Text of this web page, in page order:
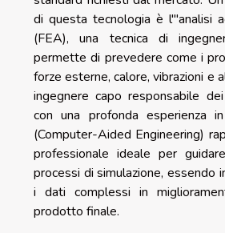
di questa tecnologia è l'"analisi
(FEA), una tecnica di
permette di prevedere come i
forze esterne, calore, vibrazioni e
ingegnere capo responsabile
con una profonda esperienza
(Computer-Aided Engineering)
professionale ideale per
processi di simulazione, essendo
i dati complessi in
prodotto finale.